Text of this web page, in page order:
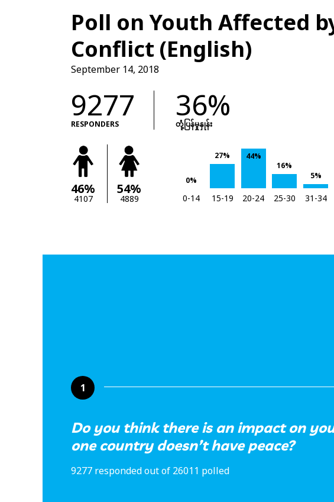
Poll on Youth Affected
Conflict (English)
September 14, 2018
9277
RESPONDERS
36%
တုံံ့ပြန်မှုနှုန်း
46%
4107
54%
4889
0%
27%
44%
16%
5%
0-14 15-19 20-24 25-30 31-34
1
Do you think there is an impact on
one country doesn’t have peace?
9277 responded out of 26011 polled